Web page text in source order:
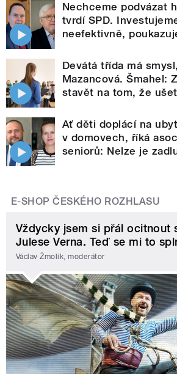
Nechceme podvázat
tvrdí SPD.
neefektivně,
Devátá třída má
Mazancová. Šmahel:
stavět na tom, že
Ať děti doplácí na
v domovech, říká
seniorů: Nelze je
E-SHOP ČESKÉHO ROZHLASU
Vždycky jsem si přál ocitnout
Julese Verna. Teď se mi to
Václav Žmolík, moderátor